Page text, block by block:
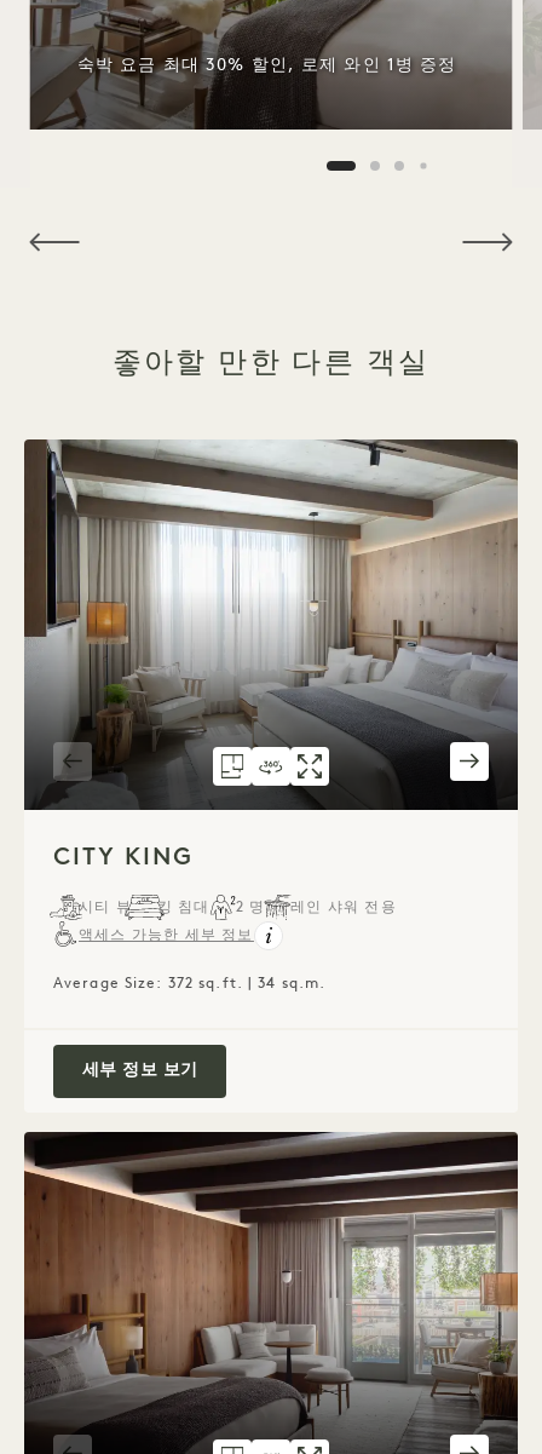
숙박 요금 최대 30% 할인, 로제 와인 1병 증정
좋아할 만한 다른 객실
302호 평면도 CITY KING
360도 투어 302 CITY KING
갤러리 302 CITY KING
CITY KING
시티 뷰 킹 침대 2 명
레인 샤워 전용
액세스 가능한 세부 정보
Average Size: 372 sq.ft. | 34 sq.m.
세부 정보 보기